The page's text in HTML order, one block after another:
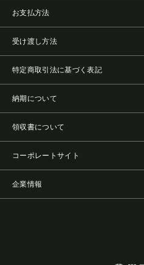
お支払方法
受け渡し方法
特定商取引法に基づく表記
納期について
領収書について
コーポレートサイト
企業情報